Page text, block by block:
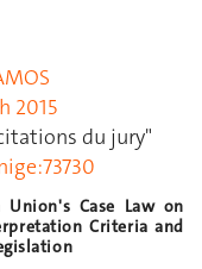
2015
du jury"
Case Law on
Criteria and